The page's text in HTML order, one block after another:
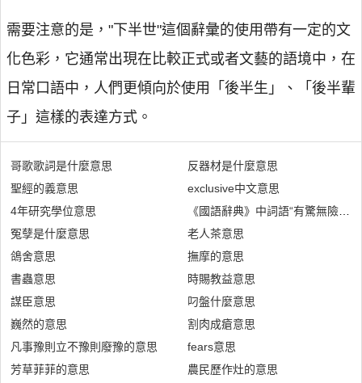
需要注意的是，"下半世"這個辭彙的使用帶有一定的文
化色彩，它通常出現在比較正式或者文藝的語境中，在
日常口語中，人們更傾向於使用「後半生」、「後半輩
子」這樣的表達方式。
哥歌歌詞是什麼意思
聖經的義意思
4年研究學位意思
冤孽是什麼意思
鴿舍意思
書蟲意思
謀臣意思
巍然的意思
凡事豫則立不豫則廢豫的意思
芳草菲菲的意思
反器材是什麼意思
exclusive中文意思
《國語辭典》中詞語“有驚無險”是
老人茶意思
撫摩的意思
時賜教益意思
叼盤什麼意思
割肉成瘡意思
fears意思
農民歷作灶的意思